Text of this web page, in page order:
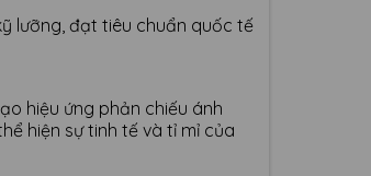
lưỡng, đạt tiêu chuẩn quốc tế
hiệu ứng phản chiếu ánh
hiện sự tinh tế và tỉ mỉ của